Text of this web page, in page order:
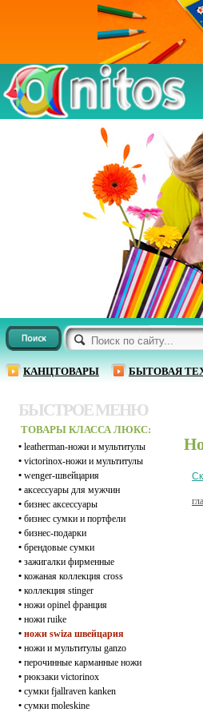
КАНЦТОВАРЫ БЫТОВАЯ
БЫСТРОЕ МЕНЮ
ТОВАРЫ КЛАССА ЛЮКС:
• leatherman-ножи и мультитулы
• victorinox-ножи и мультитулы
• wenger-швейцария
• аксессуары для мужчин
• бизнес аксессуары
• бизнес сумки и портфели
• бизнес-подарки
• брендовые сумки
• зажигалки фирменные
• кожаная коллекция cross
• коллекция stinger
• ножи opinel франция
• ножи ruike
• ножи swiza швейцария
• ножи и мультитулы ganzo
• перочинные карманные ножи
• рюкзаки victorinox
• сумки fjallraven kanken
• сумки moleskine